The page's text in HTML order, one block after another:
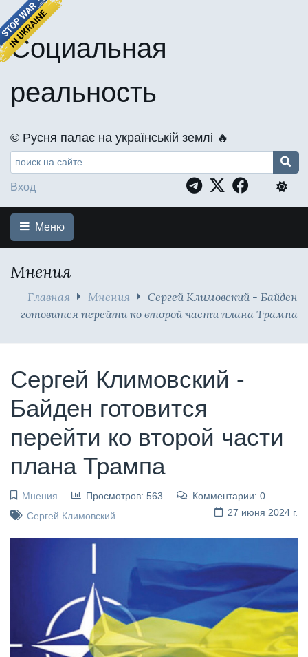
Социальная
реальность
©️ Русня палає на українській землі 🔥
Вход
Меню
Мнения
Главная Мнения
Сергей Климовский - Байден
готовится перейти ко второй части плана Трампа
Сергей Климовский -
Байден готовится
перейти ко второй части
плана Трампа
Мнения Просмотров: 563
Комментарии: 0
27 июня 2024 г.
Сергей Климовский